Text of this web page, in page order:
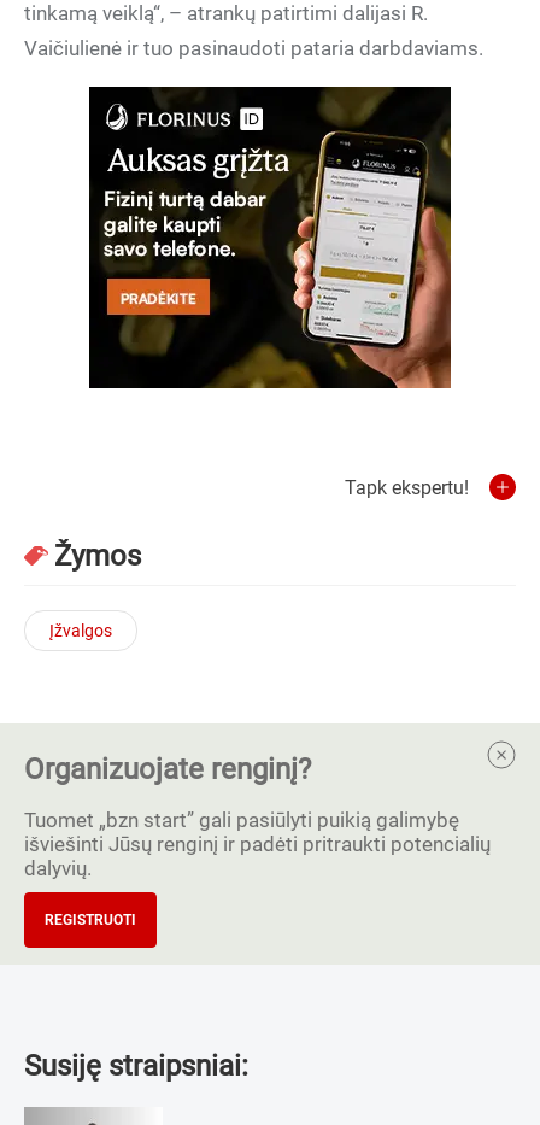
tinkamą veiklą“, – atrankų patirtimi dalijasi R.
Vaičiulienė ir tuo pasinaudoti pataria darbdaviams.
Tapk ekspertu!
Žymos
Įžvalgos
Organizuojate renginį?
Tuomet „bzn start” gali pasiūlyti puikią galimybę
išviešinti Jūsų renginį ir padėti pritraukti potencialių
dalyvių.
REGISTRUOTI
Susiję straipsniai: